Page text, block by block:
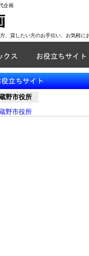
企画
、貸したい方のお手伝い、お気軽に
野市役所
野市役所